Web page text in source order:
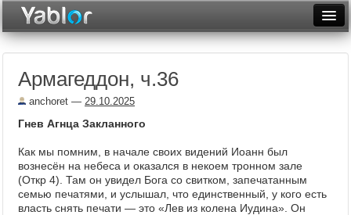
Неделя
Архив
Фототоп
Армагеддон, ч.36
anchoret — 29.10.2025
Гнев Агнца Закланного
Как мы помним, в начале своих видений Иоанн был
вознесён на небеса и оказался в некоем тронном зале
(Откр 4). Там он увидел Бога со свитком, запечатанным
семью печатями, и услышал, что единственный, у кого есть
власть снять печати — это «Лев из колена Иудина». Он